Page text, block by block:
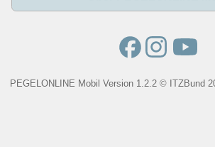
PEGELONLINE Mobil Version 1.2.2 © ITZBund